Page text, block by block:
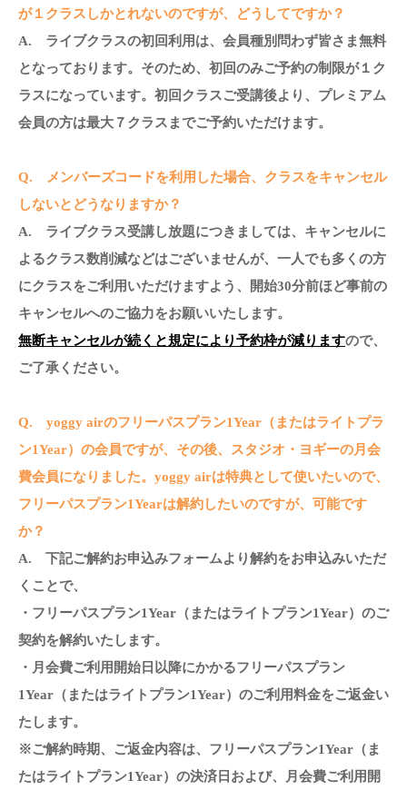
が１クラスしかとれないのですが、どうしてですか？
A. ライブクラスの初回利用は、会員種別問わず皆さま無料
となっております。そのため、初回のみご予約の制限が１ク
ラスになっています。初回クラスご受講後より、プレミアム
会員の方は最大７クラスまでご予約いただけます。
Q. メンバーズコードを利用した場合、クラスをキャンセル
しないとどうなりますか？
A. ライブクラス受講し放題につきましては、キャンセルに
よるクラス数削減などはございませんが、一人でも多くの方
にクラスをご利用いただけますよう、開始30分前ほど事前の
キャンセルへのご協力をお願いいたします。
無断キャンセルが続くと規定により予約枠が減りますので、
ご了承ください。
Q. yoggy airのフリーパスプラン1Year（またはライトプラ
ン1Year）の会員ですが、その後、スタジオ・ヨギーの月会
費会員になりました。yoggy airは特典として使いたいので、
フリーパスプラン1Yearは解約したいのですが、可能です
か？
A. 下記ご解約お申込みフォームより解約をお申込みいただ
くことで、
・フリーパスプラン1Year（またはライトプラン1Year）のご
契約を解約いたします。
・月会費ご利用開始日以降にかかるフリーパスプラン
1Year（またはライトプラン1Year） のご利用料金をご返金い
たします。
※ご解約時期、ご返金内容は、フリーパスプラン1Year（ま
たはライトプラン1Year） の決済日および、月会費ご利用開